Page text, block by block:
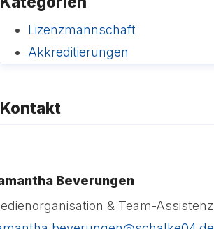
Lizenzmannschaft
Akkreditierungen
Kontakt
Beverungen
& Team-Assistenz